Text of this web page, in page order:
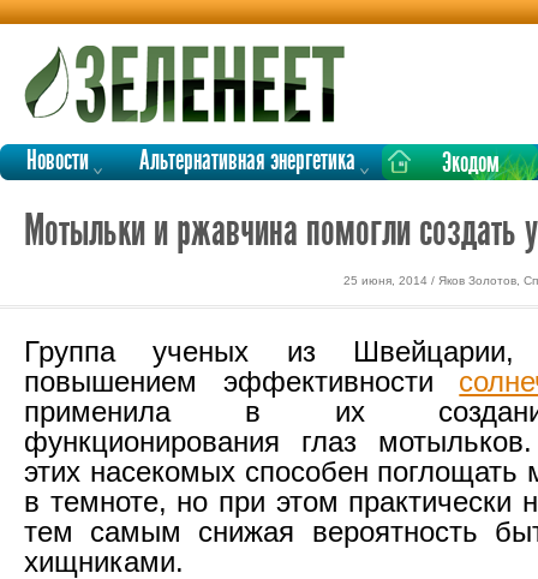
Новости Альтернативная энергетика Экодом
Мотыльки и ржавчина помогли создать
25 июня, 2014 / Яков Золотов,
Группа ученых из Швейцарии,
повышением эффективности
применила в их
функционирования глаз
этих насекомых способен поглощать
в темноте, но при этом практически
тем самым снижая вероятность
хищниками.